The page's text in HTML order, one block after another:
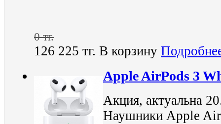
0 тг.
126 225 тг. В корзину
Apple AirPods 3
Акция, актуальна
Наушники Apple